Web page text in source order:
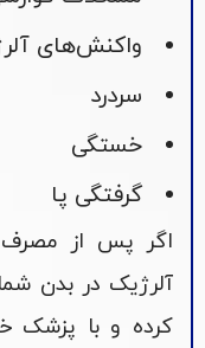
واکنش‌های
سردرد
خستگی
گرفتگی پا
اگر پس از
آلرژیک در بدن
کرده و با پزشک